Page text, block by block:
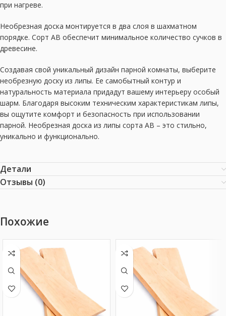
при нагреве.
Необрезная доска монтируется в два слоя в шахматном
порядке. Сорт АВ обеспечит минимальное количество сучков в
древесине.
Создавая свой уникальный дизайн парной комнаты, выберите
необрезную доску из липы. Ее самобытный контур и
натуральность материала придадут вашему интерьеру особый
шарм. Благодаря высоким техническим характеристикам липы,
вы ощутите комфорт и безопасность при использовании
парной. Необрезная доска из липы сорта АВ – это стильно,
уникально и функционально.
Детали
Отзывы (0)
Похожие